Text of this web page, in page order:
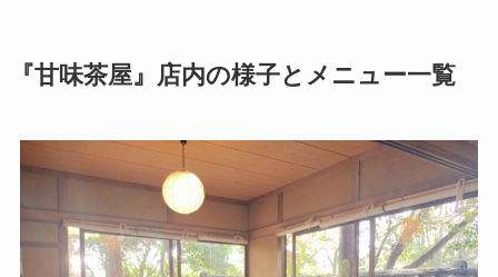
『甘味茶屋』店内の様子とメニュー一覧